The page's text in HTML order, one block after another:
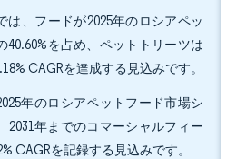
は、フードが2025年のロシアペッ
40.60%を占め、ペットトリーツは
CAGRを達成する見込みです。
年のロシアペットフード市場シ
2031年までのコマーシャルフィー
CAGRを記録する見込みです。